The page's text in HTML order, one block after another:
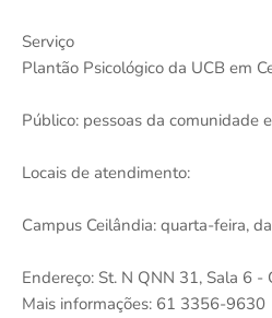
Serviço
Plantão Psicológico da UCB em
Público: pessoas da comunidade
Locais de atendimento:
Campus Ceilândia: quarta-feira,
Endereço: St. N QNN 31, Sala 6 -
Mais informações: 61 3356-9630